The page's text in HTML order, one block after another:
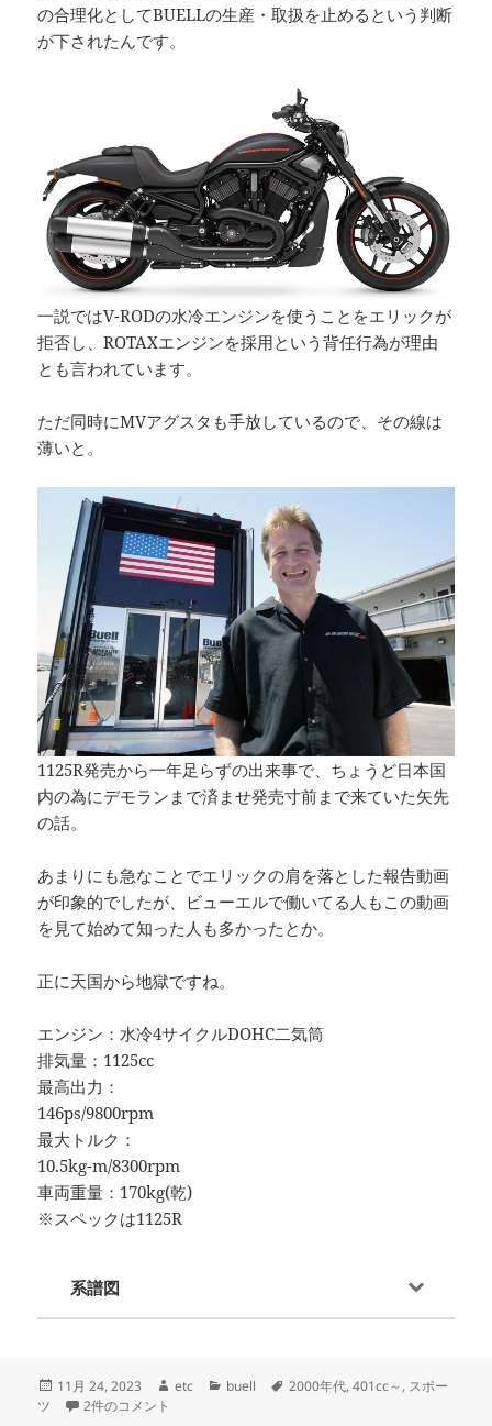
の合理化としてBUELLの生産・取扱を止めるという判断
が下されたんです。
一説ではV-RODの水冷エンジンを使うことをエリックが
拒否し、ROTAXエンジンを採用という背任行為が理由
とも言われています。
ただ同時にMVアグスタも手放しているので、その線は
薄いと。
1125R発売から一年足らずの出来事で、ちょうど日本国
内の為にデモランまで済ませ発売寸前まで来ていた矢先
の話。
あまりにも急なことでエリックの肩を落とした報告動画
が印象的でしたが、ビューエルで働いてる人もこの動画
を見て始めて知った人も多かったとか。
正に天国から地獄ですね。
エンジン：水冷4サイクルDOHC二気筒
排気量：1125cc
最高出力：
146ps/9800rpm
最大トルク：
10.5kg-m/8300rpm
車両重量：170kg(乾)
※スペックは1125R
系譜図
投
稿
11月 24, 2023
作
etc
カ
buell
タ
2000年代,401cc～, スポー
ツ
1125R -since 2008- への
2件のコメント